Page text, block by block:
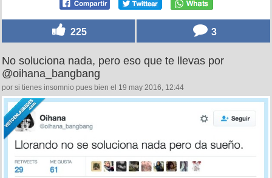
225 3
No soluciona nada, pero eso que te llevas por
@oihana_bangbang
por si tienes insomnio pues bien el 19 may 2016, 12:44